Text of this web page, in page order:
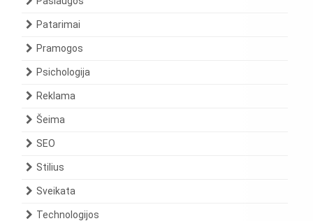
Patarimai
Pramogos
Psichologija
Reklama
Šeima
SEO
Stilius
Sveikata
Technologijos